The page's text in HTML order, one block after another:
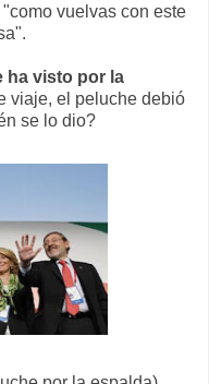
vuelvas con este
ha visto por la
viaje, el peluche debió
se lo dio?